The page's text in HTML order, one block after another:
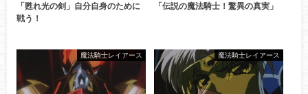
「甦れ光の剣」自分自身のために
戦う！
「伝説の魔法騎士！驚異の真実」
魔法騎士レイアース 魔法騎士レイアース